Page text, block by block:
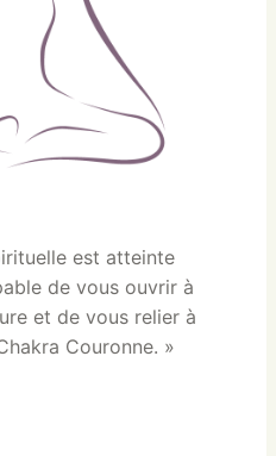
est atteinte
de vous ouvrir à
et de vous relier à
Couronne. »